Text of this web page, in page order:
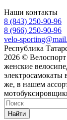
Наши контакты
8 (843) 250-90-96
8 (966) 250-90-96
velo-
Республика
2026 ©
женские
электросамокаты
же, в нашем
Найти